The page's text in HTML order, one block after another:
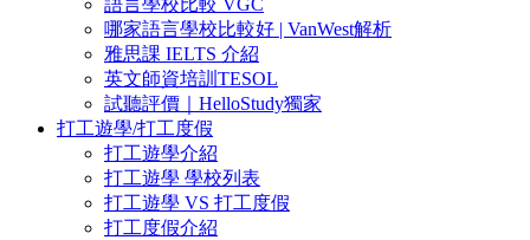
語言學校比較 VGC
哪家語言學校比較好 | VanWest解析
雅思課 IELTS 介紹
英文師資培訓TESOL
試聽評價｜HelloStudy獨家
打工遊學/打工度假
打工遊學介紹
打工遊學 學校列表
打工遊學 VS 打工度假
打工度假介紹